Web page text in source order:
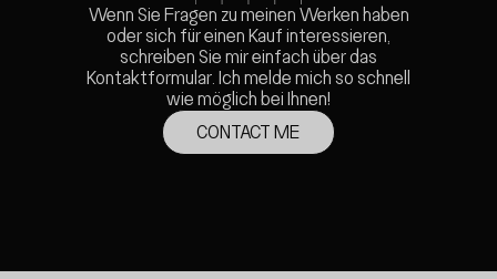
Wenn Sie Fragen zu meinen Werken haben
oder sich für einen Kauf interessieren,
schreiben Sie mir einfach über das
Kontaktformular. Ich melde mich so schnell
wie möglich bei Ihnen!
CONTACT ME